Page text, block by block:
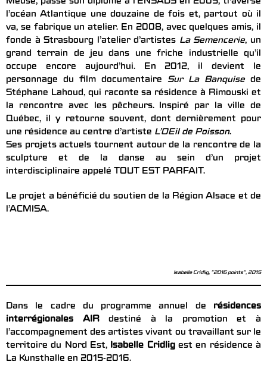
Meuse, passe son diplôme à l’ENSADS en 2005, traverse
l’océan Atlantique une douzaine de fois et, partout où il
va, se fabrique un atelier. En 2008, avec quelques amis, il
fonde à Strasbourg l’atelier d’artistes La Semencerie, un
grand terrain de jeu dans une friche industrielle qu’il
occupe encore aujourd’hui. En 2012, il devient le
personnage du film documentaire Sur La Banquise de
Stéphane Lahoud, qui raconte sa résidence à Rimouski et
la rencontre avec les pêcheurs. Inspiré par la ville de
Québec, il y retourne souvent, dont dernièrement pour
une résidence au centre d’artiste L’OEil de Poisson.
Ses projets actuels tournent autour de la rencontre de la
sculpture et de la danse au sein d’un projet
interdisciplinaire appelé TOUT EST PARFAIT.
Le projet a bénéficié du soutien de la Région Alsace et de
l’ACMISA.
Isabelle Cridlig, "2016 points", 2015
Dans le cadre du programme annuel de résidences
interrégionales AIRdestiné à la promotion et à
l’accompagnement des artistes vivant ou travaillant sur le
territoire du Nord Est, Isabelle Cridligest en résidence à
La Kunsthalle en 2015-2016.